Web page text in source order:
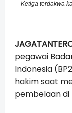
Ketiga terdakwa
pegawai
Indonesia
hakim saat
pembelaan di